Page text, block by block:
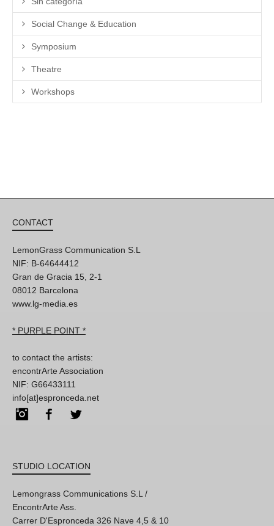
Social Change & Education
Symposium
Theatre
Workshops
CONTACT
LemonGrass Communication S.L
NIF: B-64644412
Gran de Gracia 15, 2-1
08012 Barcelona
www.lg-media.es
* PURPLE POINT *
to contact the artists:
encontrArte Association
NIF: G66433111
info[at]espronceda.net
InstagramFacebook
STUDIO LOCATION
Lemongrass Communications S.L /
EncontrArte Ass.
Carrer D'Espronceda 326 Nave 4,5 & 10